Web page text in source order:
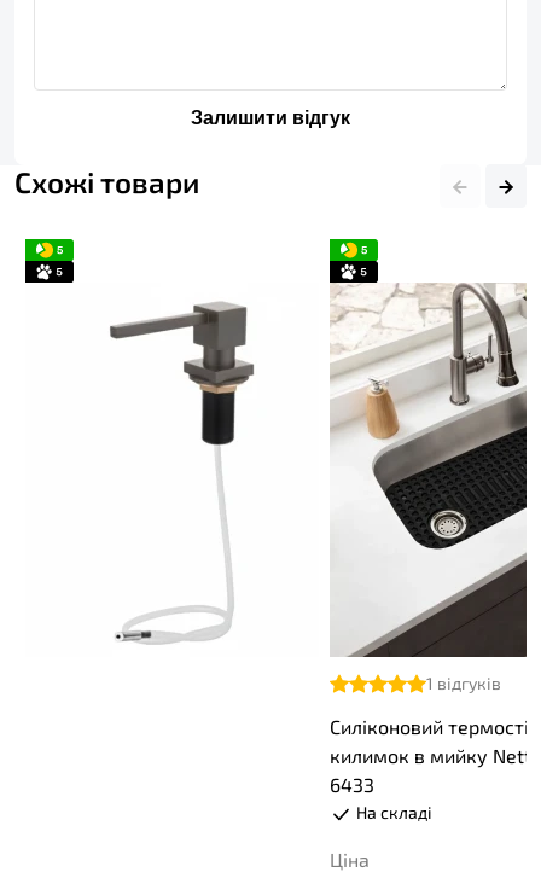
Залишити відгук
Схожі товари
1 відгуків
Силіконовий
килимок в мийку Nett
6433
На складі
Ціна